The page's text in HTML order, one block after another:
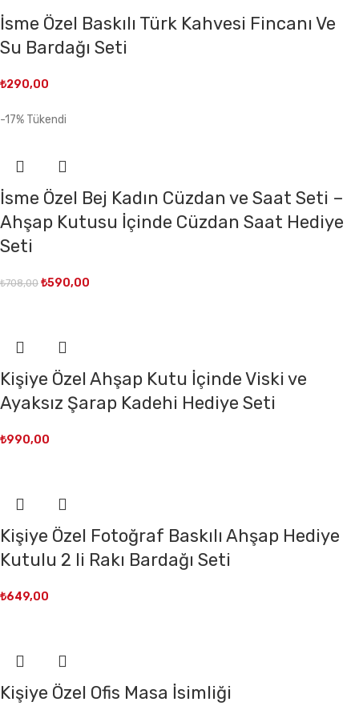
İsme Özel Baskılı Türk Kahvesi Fincanı Ve
Su Bardağı Seti
₺290,00
-17% Tükendi
İsme Özel Bej Kadın Cüzdan ve Saat Seti –
Ahşap Kutusu İçinde Cüzdan Saat Hediye
Seti
₺708,00 ₺590,00
Kişiye Özel Ahşap Kutu İçinde Viski ve
Ayaksız Şarap Kadehi Hediye Seti
₺990,00
Kişiye Özel Fotoğraf Baskılı Ahşap Hediye
Kutulu 2 li Rakı Bardağı Seti
₺649,00
Kişiye Özel Ofis Masa İsimliği